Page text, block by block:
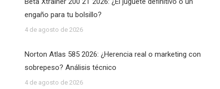
engaño para tu bolsillo?
4 de agosto de 2026
Norton Atlas 585 2026: ¿Herencia real o marketing con
sobrepeso? Análisis técnico
4 de agosto de 2026